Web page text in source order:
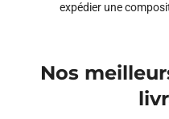
expédier une
Nos